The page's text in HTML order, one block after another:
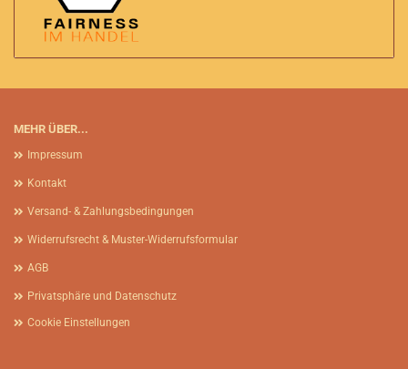
MEHR ÜBER...
Impressum
Kontakt
Versand- & Zahlungsbedingungen
Widerrufsrecht & Muster-Widerrufsformular
AGB
Privatsphäre und Datenschutz
Cookie Einstellungen